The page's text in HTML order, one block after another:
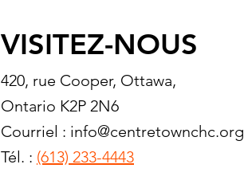
VISITEZ-NOUS
420, rue Cooper, Ottawa,
Ontario K2P 2N6
Courriel : info@centretownchc.org
Tél. : (613) 233-4443